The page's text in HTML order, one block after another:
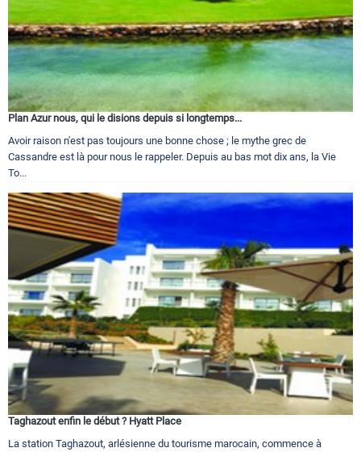
Plan Azur nous, qui le disions depuis si longtemps...
Avoir raison n'est pas toujours une bonne chose ; le mythe grec de
Cassandre est là pour nous le rappeler. Depuis au bas mot dix ans, la Vie
To...
Taghazout enfin le début ? Hyatt Place
La station Taghazout, arlésienne du tourisme marocain, commence à